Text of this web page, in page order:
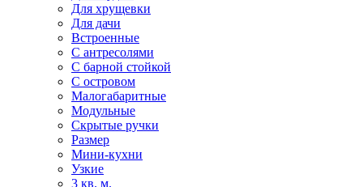
Для хрущевки
Для дачи
Встроенные
С антресолями
С барной стойкой
С островом
Малогабаритные
Модульные
Скрытые ручки
Размер
Мини-кухни
Узкие
3 кв. м.